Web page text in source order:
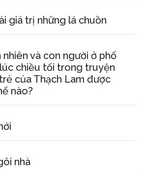
giá trị những lá chuồn
nhiên và con người ở phố
chiều tối trong truyện
của Thạch Lam được
nào?
nhà